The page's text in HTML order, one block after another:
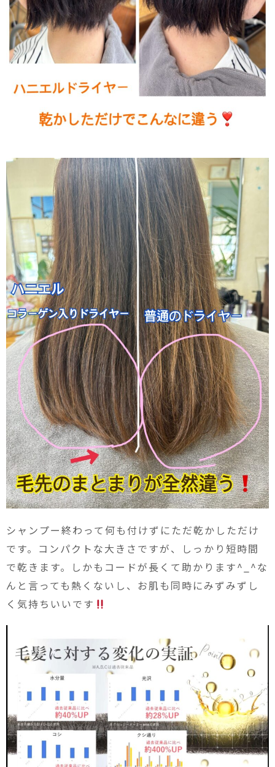
シャンプー終わって何も付けずにただ乾かしただけ
です。コンパクトな大きさですが、しっかり短時間
で乾きます。しかもコードが長くて助かります^_^な
んと言っても熱くないし、お肌も同時にみずみずし
く気持ちいいです